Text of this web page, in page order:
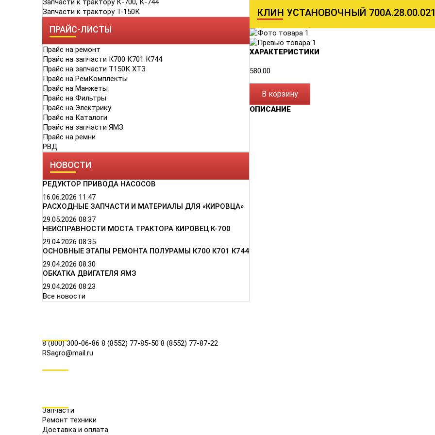
Запчасти к трактору К-700, К-744
Запчасти к трактору Т-150К
ПРАЙС-ЛИСТЫ
Прайс на ремонт
Прайс на запчасти К700 К701 К744
Прайс на запчасти Т150К ХТЗ
Прайс на РемКомплекты
Прайс на Манжеты
Прайс на Фильтры
Прайс на Электрику
Прайс на Каталоги
Прайс на запчасти ЯМЗ
Прайс на ремни
РВД
НОВОСТИ
РЕДУКТОР ПРИВОДА НАСОСОВ
16.06.2026 11:47
РАСХОДНЫЕ ЗАПЧАСТИ И МАТЕРИАЛЫ ДЛЯ «КИРОВЦА»
29.05.2026 08:37
НЕИСПРАВНОСТИ МОСТА ТРАКТОРА КИРОВЕЦ К-700
29.04.2026 08:35
ОСНОВНЫЕ ЭТАПЫ РЕМОНТА ПОЛУРАМЫ К700 К701 К744
29.04.2026 08:30
ОБКАТКА ДВИГАТЕЛЯ ЯМЗ
29.04.2026 08:23
Все новости
КЛИН УСТАНОВОЧНЫЙ
ХАРАКТЕРИСТИКИ
580.00
В корзину
ОПИСАНИЕ
8 (800) 300-06-86 8 (8552) 77-85-50 8 (8552) 77-87-22
RSagro@mail.ru
Запчасти
Ремонт техники
Доставка и оплата